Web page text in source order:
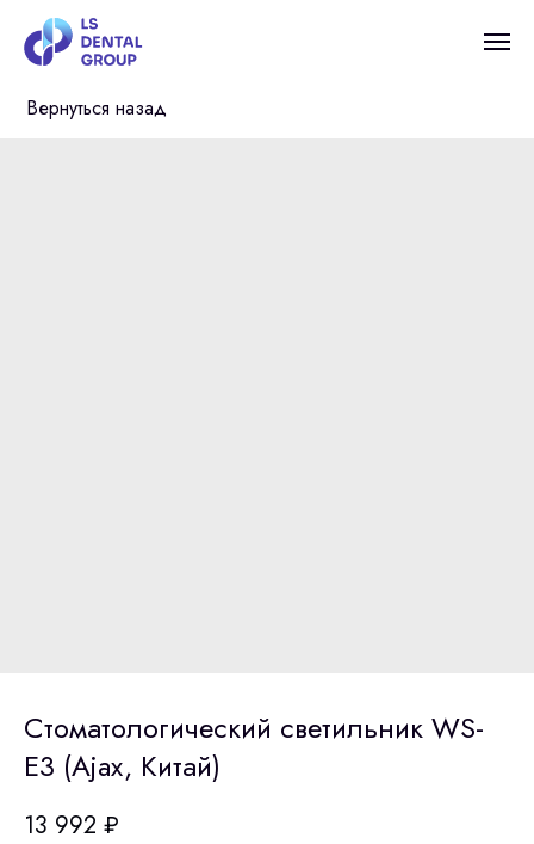
Вернуться назад
Стоматологический светильник WS-
E3 (Ajax, Китай)
13 992 ₽